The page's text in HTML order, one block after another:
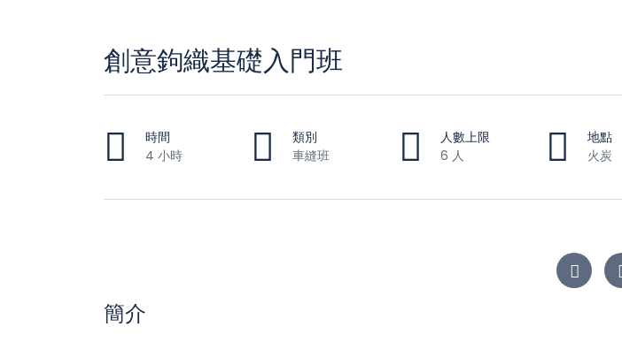
創意鉤織基礎入門班
時間
4 小時
類別
車縫班
人數上限
6 人
地點
火炭
簡介